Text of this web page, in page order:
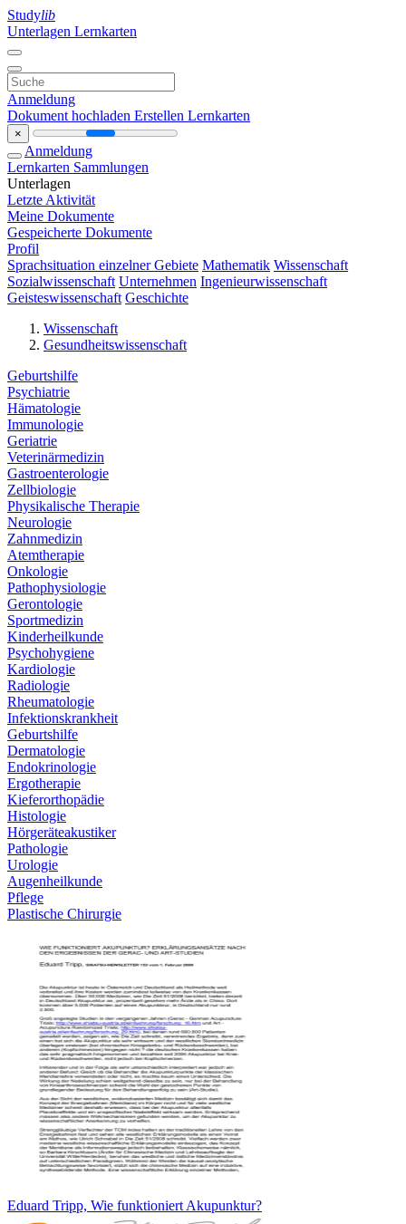
Studylib
Unterlagen Lernkarten
Anmeldung
Dokument hochladen Erstellen Lernkarten
×
Anmeldung
Lernkarten Sammlungen
Unterlagen
Letzte Aktivität
Meine Dokumente
Gespeicherte Dokumente
Profil
Sprachsituation einzelner Gebiete Mathematik Wissenschaft
Sozialwissenschaft Unternehmen Ingenieurwissenschaft
Geisteswissenschaft Geschichte
Wissenschaft
Gesundheitswissenschaft
Geburtshilfe
Psychiatrie
Hämatologie
Immunologie
Geriatrie
Veterinärmedizin
Gastroenterologie
Zellbiologie
Physikalische Therapie
Neurologie
Zahnmedizin
Atemtherapie
Onkologie
Pathophysiologie
Gerontologie
Sportmedizin
Kinderheilkunde
Psychohygiene
Kardiologie
Radiologie
Rheumatologie
Infektionskrankheit
Geburtshilfe
Dermatologie
Endokrinologie
Ergotherapie
Kieferorthopädie
Histologie
Hörgeräteakustiker
Pathologie
Urologie
Augenheilkunde
Pflege
Plastische Chirurgie
Eduard Tripp, Wie funktioniert Akupunktur?